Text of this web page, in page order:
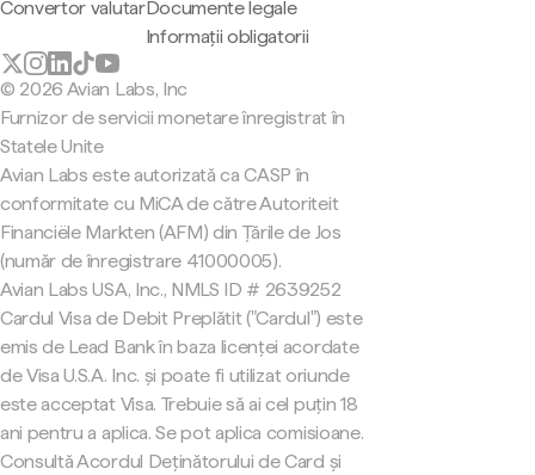
Convertor valutarDocumente legale
Informații obligatorii
© 2026 Avian Labs, Inc
Furnizor de servicii monetare înregistrat în
Statele Unite
Avian Labs este autorizată ca CASP în
conformitate cu MiCA de către Autoriteit
Financiële Markten (AFM) din Țările de Jos
(număr de înregistrare 41000005).
Avian Labs USA, Inc., NMLS ID # 2639252
Cardul Visa de Debit Preplătit ("Cardul") este
emis de Lead Bank în baza licenței acordate
de Visa U.S.A. Inc. și poate fi utilizat oriunde
este acceptat Visa. Trebuie să ai cel puțin 18
ani pentru a aplica. Se pot aplica comisioane.
Consultă Acordul Deținătorului de Card și